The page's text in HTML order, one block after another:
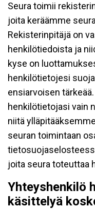
Seura toimii
joita keräämme
Rekisterinpitäjä on
henkilötiedoista ja
kyse on
henkilötietojesi
ensiarvoisen
henkilötietojasi vain
niitä
seuran toimintaan
joita seura toteuttaa
Yhteyshenkilö
käsittelyä